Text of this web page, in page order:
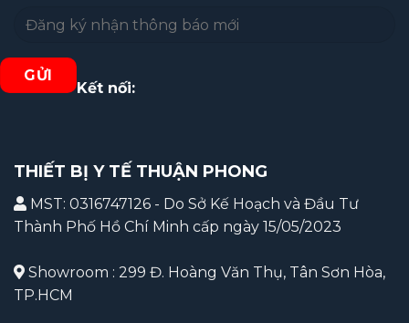
Kết nối:
THIẾT BỊ Y TẾ THUẬN PHONG
MST: 0316747126 - Do Sở Kế Hoạch và Đầu Tư
Thành Phố Hồ Chí Minh cấp ngày 15/05/2023
Showroom : 299 Đ. Hoàng Văn Thụ, Tân Sơn Hòa,
TP.HCM